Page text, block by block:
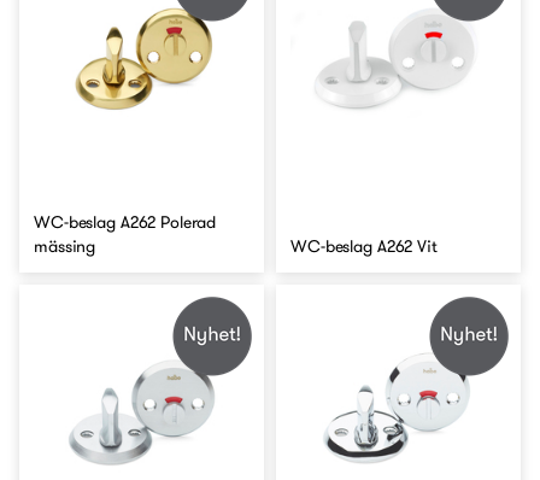
WC-beslag A262 Polerad
mässing
WC-beslag A262 Vit